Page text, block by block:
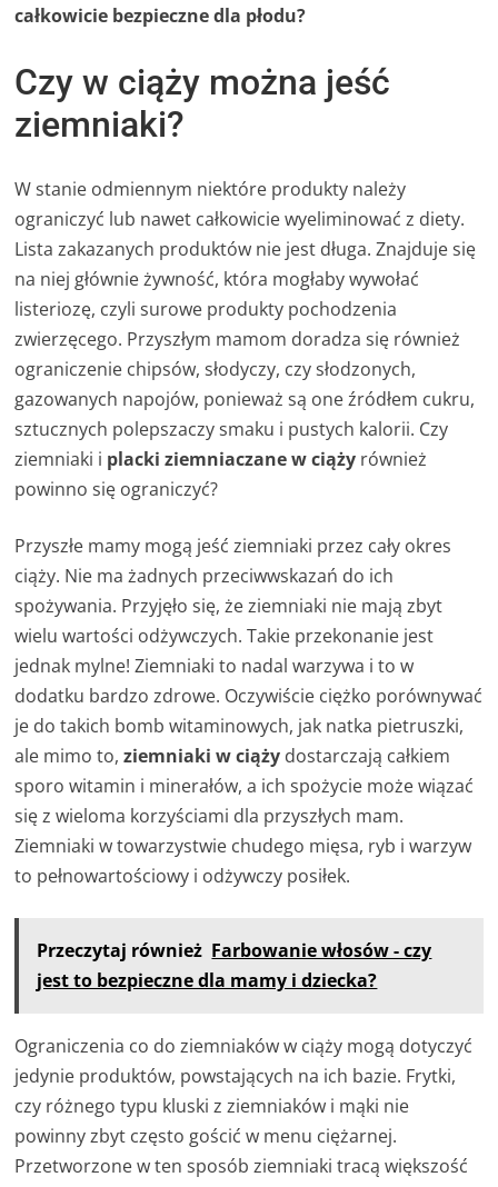
całkowicie bezpieczne dla płodu?
Czy w ciąży można jeść
ziemniaki?
W stanie odmiennym niektóre produkty należy
ograniczyć lub nawet całkowicie wyeliminować z diety.
Lista zakazanych produktów nie jest długa. Znajduje się
na niej głównie żywność, która mogłaby wywołać
listeriozę, czyli surowe produkty pochodzenia
zwierzęcego. Przyszłym mamom doradza się również
ograniczenie chipsów, słodyczy, czy słodzonych,
gazowanych napojów, ponieważ są one źródłem cukru,
sztucznych polepszaczy smaku i pustych kalorii. Czy
ziemniaki i placki ziemniaczane w ciąży również
powinno się ograniczyć?
Przyszłe mamy mogą jeść ziemniaki przez cały okres
ciąży. Nie ma żadnych przeciwwskazań do ich
spożywania. Przyjęło się, że ziemniaki nie mają zbyt
wielu wartości odżywczych. Takie przekonanie jest
jednak mylne! Ziemniaki to nadal warzywa i to w
dodatku bardzo zdrowe. Oczywiście ciężko porównywać
je do takich bomb witaminowych, jak natka pietruszki,
ale mimo to,ziemniaki w ciąży dostarczają całkiem
sporo witamin i minerałów, a ich spożycie może wiązać
się z wieloma korzyściami dla przyszłych mam.
Ziemniaki w towarzystwie chudego mięsa, ryb i warzyw
to pełnowartościowy i odżywczy posiłek.
Przeczytaj również Farbowanie włosów - czy
jest to bezpieczne dla mamy i dziecka?
Ograniczenia co do ziemniaków w ciąży mogą dotyczyć
jedynie produktów, powstających na ich bazie. Frytki,
czy różnego typu kluski z ziemniaków i mąki nie
powinny zbyt często gościć w menu ciężarnej.
Przetworzone w ten sposób ziemniaki tracą większość